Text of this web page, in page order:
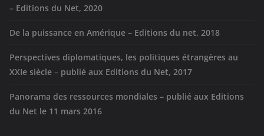
– Editions du Net, 2020
De la puissance en Amérique – Editions du net, 2018
Perspectives diplomatiques, les politiques étrangères au
XXIe siècle – publié aux Editions du Net, 2017
Panorama des ressources mondiales – publié aux Editions
du Net le 11 mars 2016